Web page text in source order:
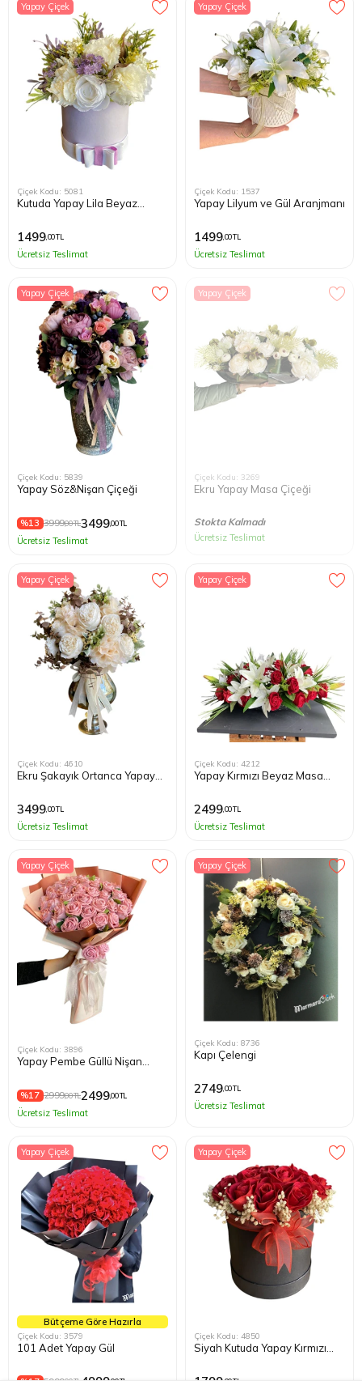
Yapay Çiçek
Çiçek Kodu: 5081
Kutuda Yapay Lila Beyaz
1499,00 TL
Ücretsiz Teslimat
Yapay Çiçek
Çiçek Kodu: 1537
Yapay Lilyum ve Gül Aranjmanı
1499,00 TL
Ücretsiz Teslimat
Yapay Çiçek
Çiçek Kodu: 5839
Yapay Söz&Nişan Çiçeği
%13 3999,00 TL3499,00 TL
Ücretsiz Teslimat
Yapay Çiçek
Çiçek Kodu: 3269
Ekru Yapay Masa Çiçeği
Stokta Kalmadı
Ücretsiz Teslimat
Yapay Çiçek
Çiçek Kodu: 4610
Ekru Şakayık Ortanca Yapay
3499,00 TL
Ücretsiz Teslimat
Yapay Çiçek
Çiçek Kodu: 4212
Yapay Kırmızı Beyaz Masa
2499,00 TL
Ücretsiz Teslimat
Yapay Çiçek
Çiçek Kodu: 3896
Yapay Pembe Güllü Nişan
%17 2999,00 TL2499,00 TL
Ücretsiz Teslimat
Yapay Çiçek
Çiçek Kodu: 8736
Kapı Çelengi
2749,00 TL
Ücretsiz Teslimat
Yapay Çiçek
Bütçeme Göre Hazırla
Çiçek Kodu: 3579
101 Adet Yapay Gül
%17 5999,00 TL 4999,00 TL
Yapay Çiçek
Çiçek Kodu: 4850
Siyah Kutuda Yapay Kırmızı
1799,00 TL